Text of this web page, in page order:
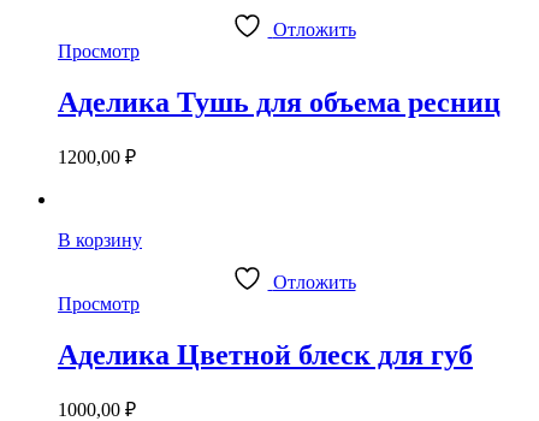
Отложить
Просмотр
Аделика Тушь для объема ресниц
1200,00 ₽
В корзину
Отложить
Просмотр
Аделика Цветной блеск для губ
1000,00 ₽